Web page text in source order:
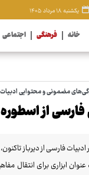
یکشنبه ۱۸ مرداد ۱۴۰۵
خانه فرهنگی اجتماعی
مضمونی و محتوایی
از
ادبیات فارسی از دیرباز
ابزاری برای انتقال